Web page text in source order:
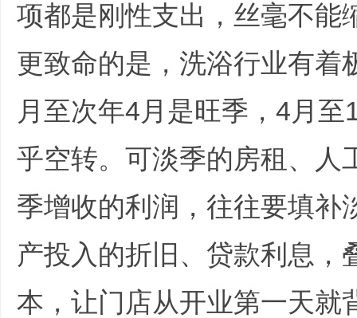
项都是刚性支出，丝毫不能
更致命的是，洗浴行业有着
月至次年4月是旺季，4月
乎空转。可淡季的房租、人
季增收的利润，往往要填补
产投入的折旧、贷款利息，
本，让门店从开业第一天就